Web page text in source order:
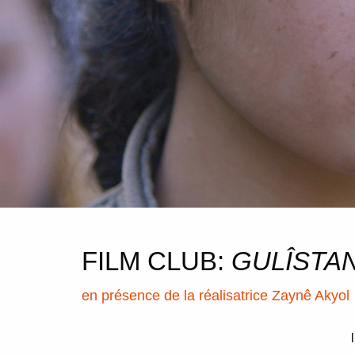
FILM CLUB:
en présence de la réalisatrice Zaynê Akyol